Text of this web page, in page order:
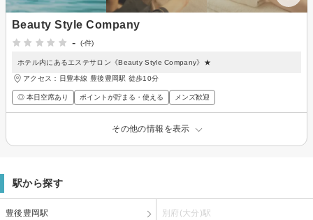
Beauty Style Company
-
(-件)
ホテル内にあるエステサロン《Beauty Style Company》★
アクセス：日豊本線 豊後豊岡駅 徒歩10分
◎ 本日空席あり ポイントが貯まる・使える メンズ歓迎
その他の情報を表示
駅から探す
豊後豊岡駅 別府(大分)駅